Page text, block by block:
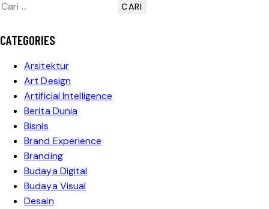
CATEGORIES
Arsitektur
Art Design
Artificial Intelligence
Berita Dunia
Bisnis
Brand Experience
Branding
Budaya Digital
Budaya Visual
Desain